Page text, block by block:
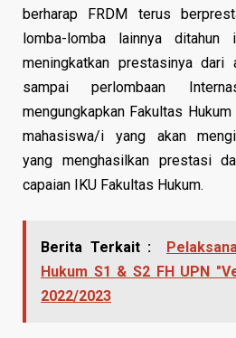
berharap FRDM terus
lomba-lomba lainnya
meningkatkan prestasinya dari
sampai perlombaan
mengungkapkan Fakultas
mahasiswa/i yang akan
yang menghasilkan prestasi
capaian IKU Fakultas Hukum.
Berita Terkait :
Hukum S1 & S2 FH UPN
2022/2023